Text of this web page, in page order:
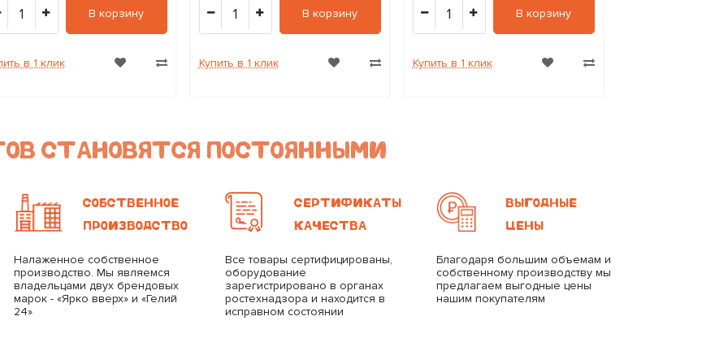
1 В корзину
в 1 клик
1 В корзину
Купить в 1 клик
1 В корзину
Купить в 1 клик
СТАНОВЯТСЯ ПОСТОЯННЫМИ
СОБСТВЕННОЕ
ПРОИЗВОДСТВО
Налаженное собственное
производство. Мы являемся
владельцами двух брендовых
марок - «Ярко вверх» и «Гелий
24»
СЕРТИФИКАТЫ
КАЧЕСТВА
Все товары сертифицированы,
оборудование
зарегистрировано в органах
ростехнадзора и находится в
исправном состоянии
ВЫГОДНЫЕ
ЦЕНЫ
Благодаря большим объемам и
собственному производству мы
предлагаем выгодные цены
нашим покупателям